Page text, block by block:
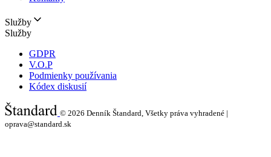
Služby
Služby
GDPR
V.O.P
Podmienky používania
Kódex diskusií
© 2026 Denník Štandard, Všetky práva vyhradené |
oprava@standard.sk